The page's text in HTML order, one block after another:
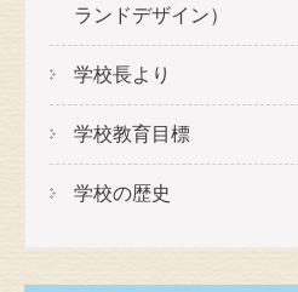
ョ
ン
ランドデザイン）
学校長より
学校教育目標
学校の歴史